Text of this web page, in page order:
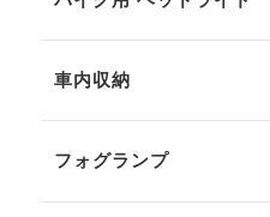
車内収納
フォグランプ